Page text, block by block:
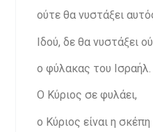
ούτε θα νυστάξει
Ιδού, δε θα νυστάξει
ο φύλακας του Ισραήλ.
Ο Κύριος σε φυλάει,
ο Κύριος είναι η